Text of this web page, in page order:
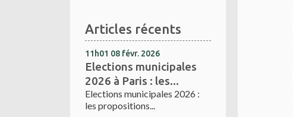
Articles récents
11h01 08 févr. 2026
Elections municipales
2026 à Paris : les...
Elections municipales 2026 :
les propositions...